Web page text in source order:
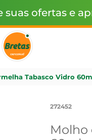
suas ofertas e
Tabasco Vidro
272452
Molho